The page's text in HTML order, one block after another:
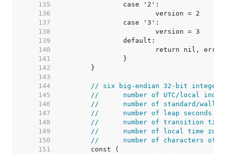
   135
   136
   137
   138
   139
   140
   141
   142
   143
   144
// six big-endian 32-bit
   145
//	number of UTC/local
   146
//	number of standard/wall
   147
//	number of leap seconds
   148
//	number of transition
   149
//	number of local time
   150
//	number of characters of
   151